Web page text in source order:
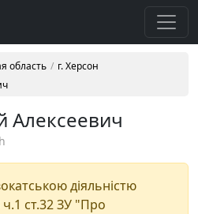
область
г. Херсон
Алексеевич
діяльністю
ст.32 ЗУ "Про